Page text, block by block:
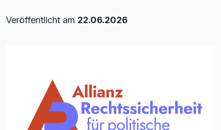
Veröffentlicht am 22.06.2026